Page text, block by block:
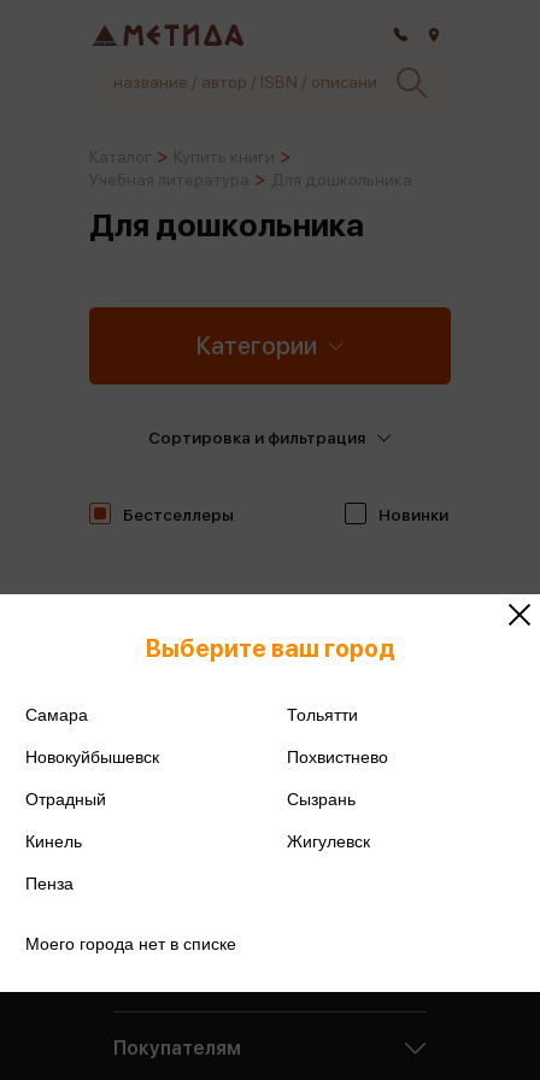
Для дошкольника
Категории
Бестселлеры Новинки
Сортировка и фильтрация
Выберите ваш город
Самара Тольятти
Новокуйбышевск Похвистнево
Отрадный Сызрань
Кинель Жигулевск
Пенза
Моего города нет в списке
Покупателям